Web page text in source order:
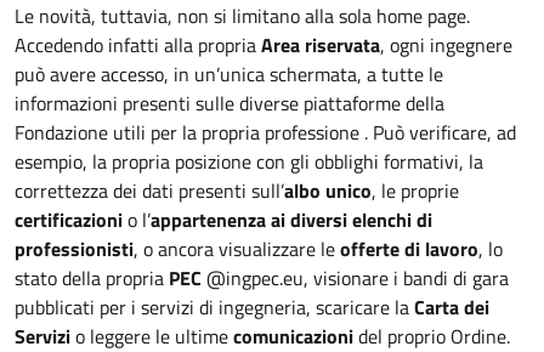
Le novità, tuttavia, non si limitano alla sola home page.
Accedendo infatti alla propriaArea riservata, ogni ingegnere
può avere accesso, in un’unica schermata, a tutte le
informazioni presenti sulle diverse piattaforme della
Fondazione utili per la propria professione . Può verificare, ad
esempio, la propria posizione con gli obblighi formativi, la
correttezza dei dati presenti sull’albo unico, le proprie
certificazionio l’appartenenza ai diversi elenchi di
professionisti, o ancora visualizzare leofferte di lavoro, lo
stato della propria PEC @ingpec.eu, visionare i bandi di gara
pubblicati per i servizi di ingegneria, scaricare laCarta dei
Servizio leggere le ultimecomunicazionidel proprio Ordine.